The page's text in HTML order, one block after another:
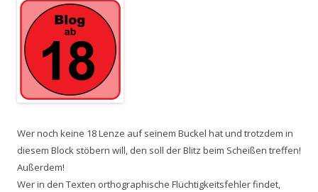
Wer noch keine 18 Lenze auf seinem Buckel hat und trotzdem in
diesem Block stöbern will, den soll der Blitz beim Scheißen treffen!
Außerdem!
Wer in den Texten orthographische Flüchtigkeitsfehler findet,